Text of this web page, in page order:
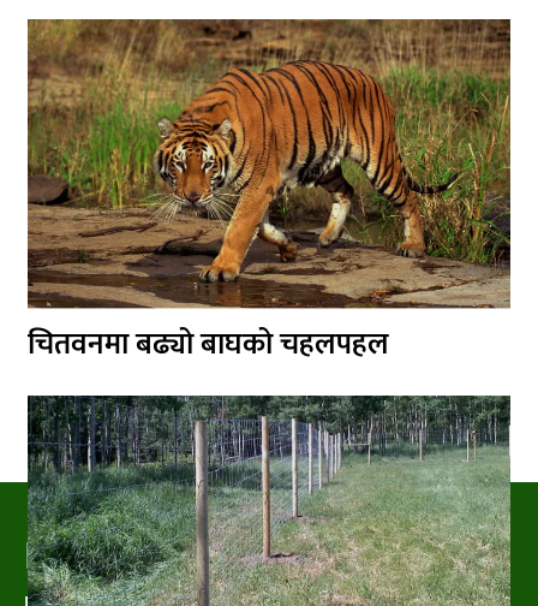
चितवनमा बढ्यो बाघको चहलपहल
PRAKRITIPRESS